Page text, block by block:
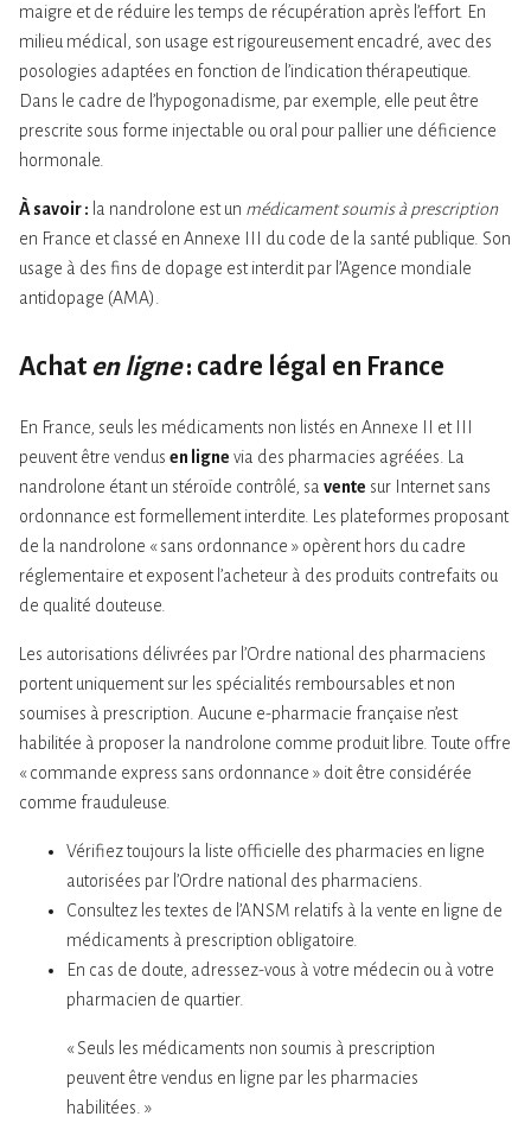
maigre et de réduire les temps de récupération après l’effort. En
milieu médical, son usage est rigoureusement encadré, avec des
posologies adaptées en fonction de l’indication thérapeutique.
Dans le cadre de l’hypogonadisme, par exemple, elle peut être
prescrite sous forme injectable ou oral pour pallier une déficience
hormonale.
À savoir : la nandrolone est un médicament soumis à prescription
en France et classé en Annexe III du code de la santé publique. Son
usage à des fins de dopage est interdit par l’Agence mondiale
antidopage (AMA).
Achat en ligne: cadre légal en France
En France, seuls les médicaments non listés en Annexe II et III
peuvent être vendus en ligne via des pharmacies agréées. La
nandrolone étant un stéroïde contrôlé, sa vente sur Internet sans
ordonnance est formellement interdite. Les plateformes proposant
de la nandrolone « sans ordonnance » opèrent hors du cadre
réglementaire et exposent l’acheteur à des produits contrefaits ou
de qualité douteuse.
Les autorisations délivrées par l’Ordre national des pharmaciens
portent uniquement sur les spécialités remboursables et non
soumises à prescription. Aucune e-pharmacie française n’est
habilitée à proposer la nandrolone comme produit libre. Toute offre
« commande express sans ordonnance » doit être considérée
comme frauduleuse.
Vérifiez toujours la liste officielle des pharmacies en ligne
autorisées par l’Ordre national des pharmaciens.
Consultez les textes de l’ANSM relatifs à la vente en ligne de
médicaments à prescription obligatoire.
En cas de doute, adressez-vous à votre médecin ou à votre
pharmacien de quartier.
« Seuls les médicaments non soumis à prescription
peuvent être vendus en ligne par les pharmacies
habilitées. »